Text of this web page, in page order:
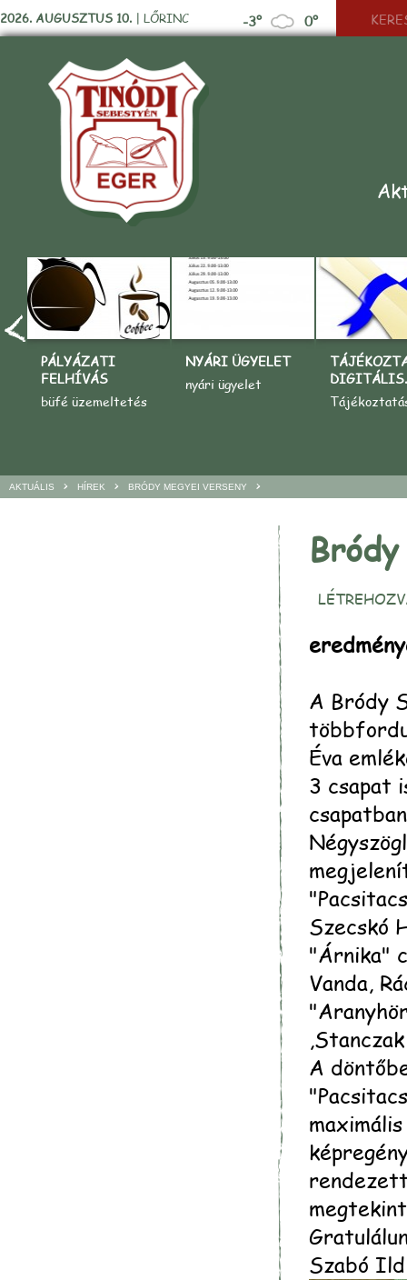
2026. AUGUSZTUS 10. | LŐRINC -3° 0°
PÁLYÁZATI
FELHÍVÁS
büfé üzemeltetés
NYÁRI ÜGYELET
nyári ügyelet
AKTUÁLIS > HÍREK > BRÓDY MEGYEI VERSENY >
A Bródy
Éva
3 csapat
Szecskó
"Árnika"
Vanda,
A
Szabó